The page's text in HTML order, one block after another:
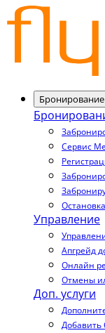
Сервис
Управление
Апгрейд
Онлайн
Отмены
Доп. услуги
Добавить